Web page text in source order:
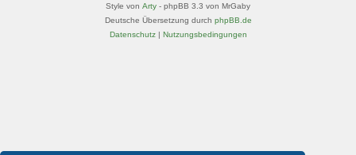
Style von Arty - phpBB 3.3 von MrGaby
Deutsche Übersetzung durch phpBB.de
Datenschutz| Nutzungsbedingungen